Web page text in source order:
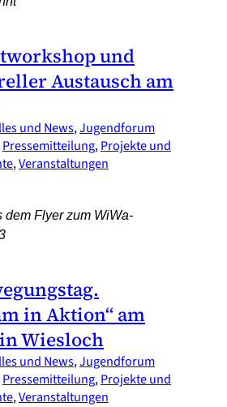
und
Austausch am
und News, Jugendforum
Pressemitteilung, Projekte und
, Veranstaltungen
in Aktion“ am
in Wiesloch
und News, Jugendforum
Pressemitteilung, Projekte und
, Veranstaltungen